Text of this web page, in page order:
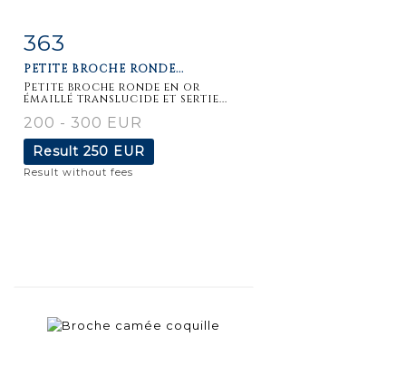
Item detail
363
PETITE BROCHE RONDE...
Petite broche ronde en or
émaillé translucide et sertie...
200 - 300 EUR
Result 250 EUR
Result without fees